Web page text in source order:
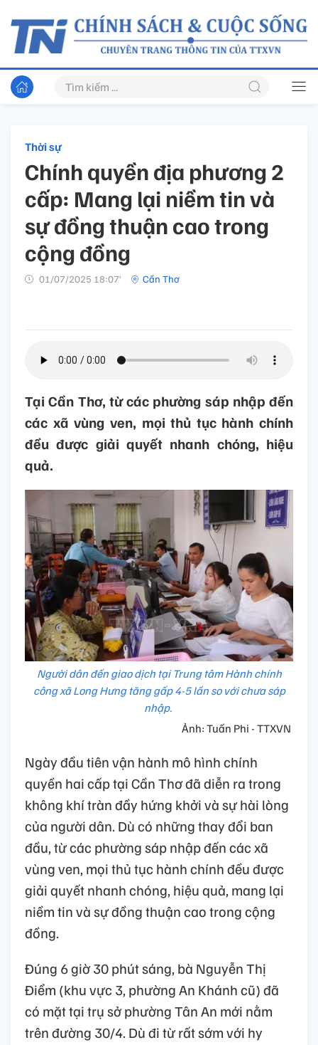
Thời sự
Chính quyền địa phương 2
cấp: Mang lại niềm tin và
sự đồng thuận cao trong
cộng đồng
01/07/2025 18:07’ Cần Thơ
Tại Cần Thơ, từ các phường sáp nhập đến
các xã vùng ven, mọi thủ tục hành chính
đều được giải quyết nhanh chóng, hiệu
quả.
Người dân đến giao dịch tại Trung tâm Hành chính
công xã Long Hưng tăng gấp 4-5 lần so với chưa sáp
nhập.
Ảnh: Tuấn Phi - TTXVN
Ngày đầu tiên vận hành mô hình chính
quyền hai cấp tại Cần Thơ đã diễn ra trong
không khí tràn đầy hứng khởi và sự hài lòng
của người dân. Dù có những thay đổi ban
đầu, từ các phường sáp nhập đến các xã
vùng ven, mọi thủ tục hành chính đều được
giải quyết nhanh chóng, hiệu quả, mang lại
niềm tin và sự đồng thuận cao trong cộng
đồng.
Đúng 6 giờ 30 phút sáng, bà Nguyễn Thị
Điểm (khu vực 3, phường An Khánh cũ) đã
có mặt tại trụ sở phường Tân An mới nằm
trên đường 30/4. Dù đi từ rất sớm với hy